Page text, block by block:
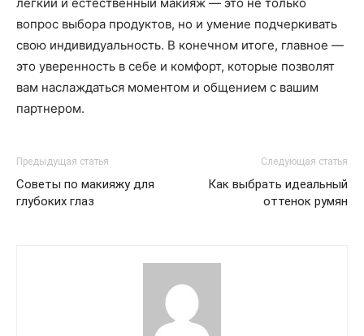
вопрос выбора продуктов, но и умение подчеркивать
свою индивидуальность. В конечном итоге, главное —
это уверенность в себе и комфорт, которые позволят
вам наслаждаться моментом и общением с вашим
партнером.
Предыдущая статья
Советы по макияжу для
глубоких глаз
Следующая статья
Как выбрать идеальный
оттенок румян